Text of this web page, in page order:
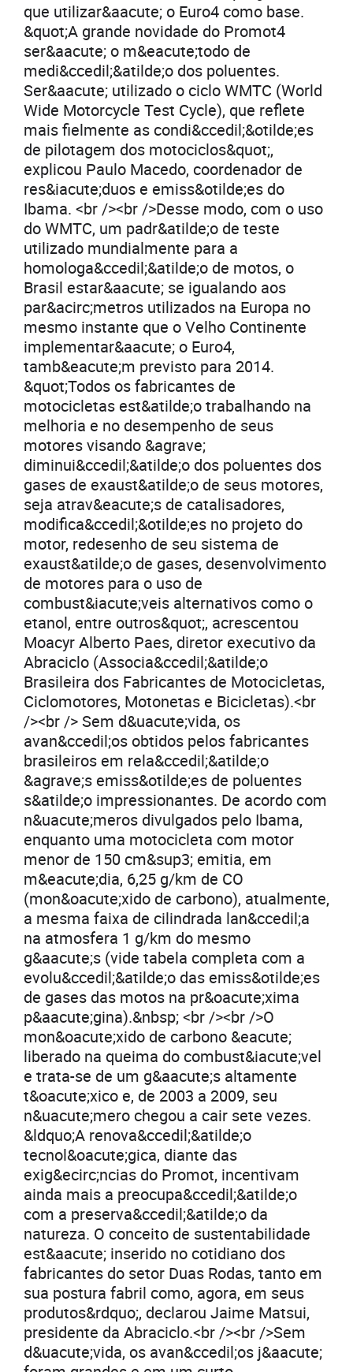
que utilizar&aacute; o Euro4 como base.
&quot;A grande novidade do Promot4
ser&aacute; o m&eacute;todo de
medi&ccedil;&atilde;o dos poluentes.
Ser&aacute; utilizado o ciclo WMTC (World
Wide Motorcycle Test Cycle), que reflete
mais fielmente as condi&ccedil;&otilde;es
de pilotagem dos motociclos&quot;,
explicou Paulo Macedo, coordenador de
res&iacute;duos e emiss&otilde;es do
Ibama. <br /><br />Desse modo, com o uso
do WMTC, um padr&atilde;o de teste
utilizado mundialmente para a
homologa&ccedil;&atilde;o de motos, o
Brasil estar&aacute; se igualando aos
par&acirc;metros utilizados na Europa no
mesmo instante que o Velho Continente
implementar&aacute; o Euro4,
tamb&eacute;m previsto para 2014.
&quot;Todos os fabricantes de
motocicletas est&atilde;o trabalhando na
melhoria e no desempenho de seus
motores visando &agrave;
diminui&ccedil;&atilde;o dos poluentes dos
gases de exaust&atilde;o de seus motores,
seja atrav&eacute;s de catalisadores,
modifica&ccedil;&otilde;es no projeto do
motor, redesenho de seu sistema de
exaust&atilde;o de gases, desenvolvimento
de motores para o uso de
combust&iacute;veis alternativos como o
etanol, entre outros&quot;, acrescentou
Moacyr Alberto Paes, diretor executivo da
Abraciclo (Associa&ccedil;&atilde;o
Brasileira dos Fabricantes de Motocicletas,
Ciclomotores, Motonetas e Bicicletas).<br
/><br /> Sem d&uacute;vida, os
avan&ccedil;os obtidos pelos fabricantes
brasileiros em rela&ccedil;&atilde;o
&agrave;s emiss&otilde;es de poluentes
s&atilde;o impressionantes. De acordo com
n&uacute;meros divulgados pelo Ibama,
enquanto uma motocicleta com motor
menor de 150 cm&sup3; emitia, em
m&eacute;dia, 6,25 g/km de CO
(mon&oacute;xido de carbono), atualmente,
a mesma faixa de cilindrada lan&ccedil;a
na atmosfera 1 g/km do mesmo
g&aacute;s (vide tabela completa com a
evolu&ccedil;&atilde;o das emiss&otilde;es
de gases das motos na pr&oacute;xima
p&aacute;gina).&nbsp; <br /><br />O
mon&oacute;xido de carbono &eacute;
liberado na queima do combust&iacute;vel
e trata-se de um g&aacute;s altamente
t&oacute;xico e, de 2003 a 2009, seu
n&uacute;mero chegou a cair sete vezes.
&ldquo;A renova&ccedil;&atilde;o
tecnol&oacute;gica, diante das
exig&ecirc;ncias do Promot, incentivam
ainda mais a preocupa&ccedil;&atilde;o
com a preserva&ccedil;&atilde;o da
natureza. O conceito de sustentabilidade
est&aacute; inserido no cotidiano dos
fabricantes do setor Duas Rodas, tanto em
sua postura fabril como, agora, em seus
produtos&rdquo;, declarou Jaime Matsui,
presidente da Abraciclo.<br /><br />Sem
d&uacute;vida, os avan&ccedil;os j&aacute;